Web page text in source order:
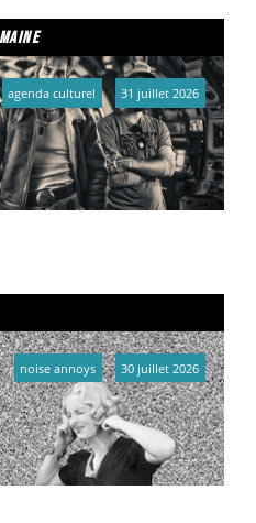
agenda culturel 31 juillet 2026
noise annoys 30 juillet 2026